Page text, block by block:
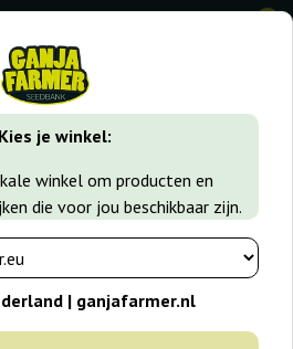
je winkel:
winkel om producten en
die voor jou beschikbaar zijn.
| ganjafarmer.nl
0
soorten Haze Oldtimer's Haze